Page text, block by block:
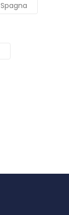
Spagna